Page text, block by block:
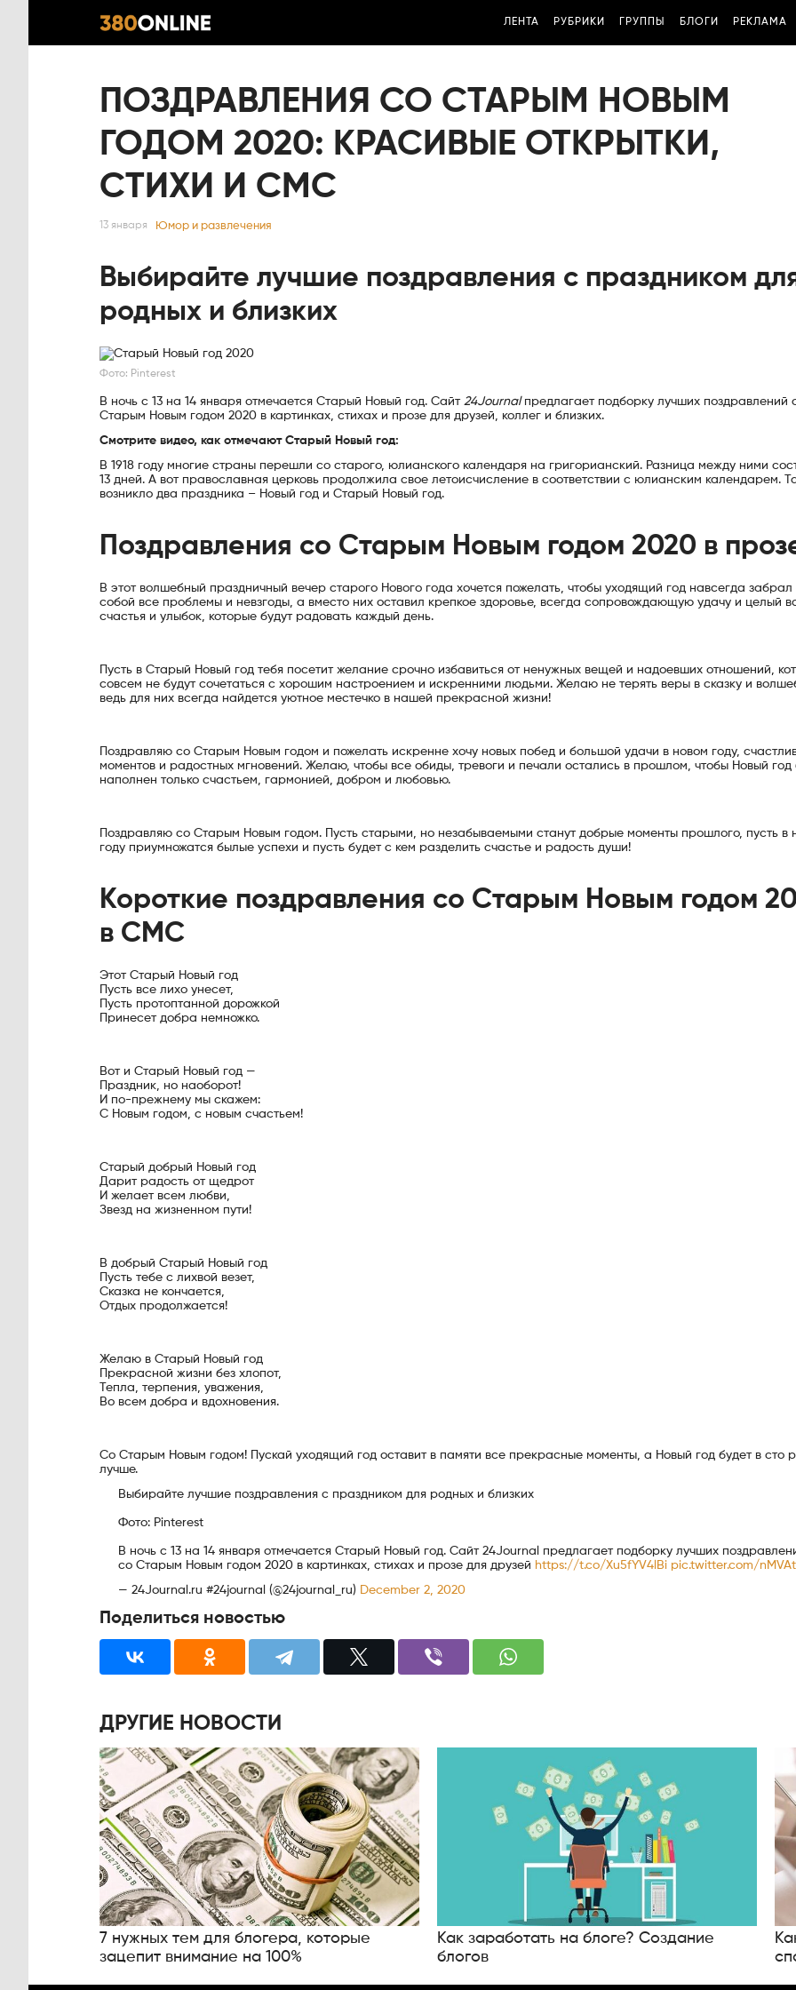
ЛЕНТА РУБРИКИ ГРУППЫ БЛОГИ РЕКЛАМА
ПОЗДРАВЛЕНИЯ СО СТАРЫМ НОВЫМ
ГОДОМ 2020: КРАСИВЫЕ ОТКРЫТКИ,
СТИХИ И СМС
13 января Юмор и развлечения
Выбирайте лучшие поздравления с праздником
родных и близких
Фото: Pinterest
В ночь с 13 на 14 января отмечается Старый Новый год. Сайт 24Journalпредлагает подборку лучших поздравлений
Старым Новым годом 2020 в картинках, стихах и прозе для друзей, коллег и близких.
Смотрите видео, как отмечают Старый Новый год:
В 1918 году многие страны перешли со старого, юлианского календаря на григорианский. Разница между ними
13 дней. А вот православная церковь продолжила свое летоисчисление в соответствии с юлианским календарем.
возникло два праздника – Новый год и Старый Новый год.
Поздравления со Старым Новым годом 2020 в
В этот волшебный праздничный вечер старого Нового года хочется пожелать, чтобы уходящий год навсегда забрал
собой все проблемы и невзгоды, а вместо них оставил крепкое здоровье, всегда сопровождающую удачу и целый
счастья и улыбок, которые будут радовать каждый день.
Пусть в Старый Новый год тебя посетит желание срочно избавиться от ненужных вещей и надоевших отношений,
совсем не будут сочетаться с хорошим настроением и искренними людьми. Желаю не терять веры в сказку и
ведь для них всегда найдется уютное местечко в нашей прекрасной жизни!
Поздравляю со Старым Новым годом и пожелать искренне хочу новых побед и большой удачи в новом году,
моментов и радостных мгновений. Желаю, чтобы все обиды, тревоги и печали остались в прошлом, чтобы Новый год
наполнен только счастьем, гармонией, добром и любовью.
Поздравляю со Старым Новым годом. Пусть старыми, но незабываемыми станут добрые моменты прошлого, пусть в
году приумножатся былые успехи и пусть будет с кем разделить счастье и радость души!
Короткие поздравления со Старым Новым годом
в СМС
Этот Старый Новый год
Пусть все лихо унесет,
Пусть протоптанной дорожкой
Принесет добра немножко.
Вот и Старый Новый год —
Праздник, но наоборот!
И по-прежнему мы скажем:
С Новым годом, с новым счастьем!
Старый добрый Новый год
Дарит радость от щедрот
И желает всем любви,
Звезд на жизненном пути!
В добрый Старый Новый год
Пусть тебе с лихвой везет,
Сказка не кончается,
Отдых продолжается!
Желаю в Старый Новый год
Прекрасной жизни без хлопот,
Тепла, терпения, уважения,
Во всем добра и вдохновения.
Со Старым Новым годом! Пускай уходящий год оставит в памяти все прекрасные моменты, а Новый год будет в сто
лучше.
Выбирайте лучшие поздравления с праздником для родных и близких
Фото: Pinterest
В ночь с 13 на 14 января отмечается Старый Новый год. Сайт 24Journal предлагает подборку лучших
со Старым Новым годом 2020 в картинках, стихах и прозе для друзей https://t.co/Xu5fYV4lBi pic.twitter.com/
— 24Journal.ru #24journal (@24journal_ru) December 2, 2020
Поделиться новостью
ДРУГИЕ НОВОСТИ
7 нужных тем для блогера, которые
зацепит внимание на 100%
Как заработать на блоге? Создание
блогов